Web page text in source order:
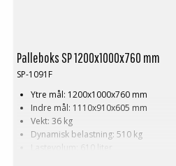
Palleboks SP 1200x1000x760 mm
SP-1091F
Ytre mål: 1200x1000x760 mm
Indre mål: 1110x910x605 mm
Vekt: 36 kg
Dynamisk belastning: 510 kg
Lastevolum: 610 liter